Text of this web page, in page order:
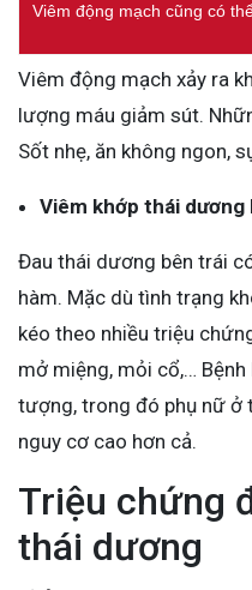
Viêm động mạch cũng có
Viêm động mạch xảy ra
lượng máu giảm sút.
Sốt nhẹ, ăn không ngon,
Viêm khớp thái dương
Đau thái dương bên trái
hàm. Mặc dù tình trạng
kéo theo nhiều triệu
mở miệng, mỏi cổ,…
tượng, trong đó phụ nữ ở
nguy cơ cao hơn cả.
Triệu chứng
thái dương